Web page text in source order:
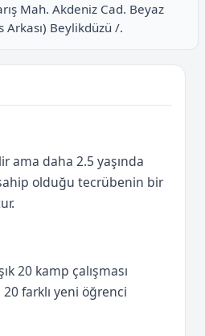
Mah. Akdeniz Cad. Beyaz
Beylikdüzü /.
ama daha 2.5 yaşında
olduğu tecrübenin bir
20 kamp çalışması
farklı yeni öğrenci